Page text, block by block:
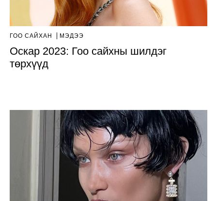
ГОО САЙХАН МЭДЭЭ
Оскар 2023: Гоо сайхны шилдэг
төрхүүд